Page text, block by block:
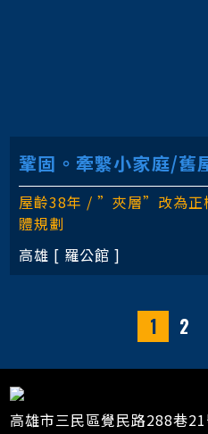
鞏固。牽繫小家庭/舊
屋齡38年 / ”夾層”改為正
體規劃
高雄 [ 羅公館 ]
1 2
高雄市三民區覺民路288巷